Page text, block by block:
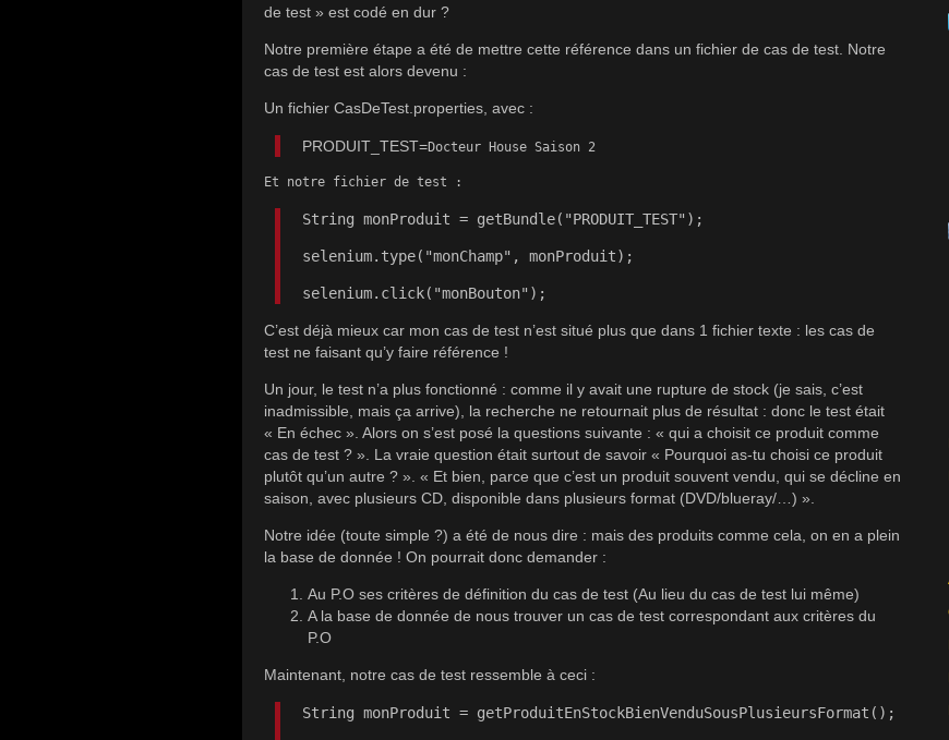
de test » est codé en dur ?
Notre première étape a été de mettre cette référence dans un fichier de cas de test. Notre
cas de test est alors devenu :
Un fichier CasDeTest.properties, avec :
PRODUIT_TEST=Docteur House Saison 2
Et notre fichier de test :
String monProduit = getBundle("PRODUIT_TEST");
selenium.type("monChamp", monProduit);
selenium.click("monBouton");
C’est déjà mieux car mon cas de test n’est situé plus que dans 1 fichier texte : les cas de
test ne faisant qu’y faire référence !
Un jour, le test n’a plus fonctionné : comme il y avait une rupture de stock (je sais, c’est
inadmissible, mais ça arrive), la recherche ne retournait plus de résultat : donc le test était
« En échec ». Alors on s’est posé la questions suivante : « qui a choisit ce produit comme
cas de test ? ». La vraie question était surtout de savoir « Pourquoi as-tu choisi ce produit
plutôt qu’un autre ? ». « Et bien, parce que c’est un produit souvent vendu, qui se décline en
saison, avec plusieurs CD, disponible dans plusieurs format (DVD/blueray/…) ».
Notre idée (toute simple ?) a été de nous dire : mais des produits comme cela, on en a plein
la base de donnée ! On pourrait donc demander :
Au P.O ses critères de définition du cas de test (Au lieu du cas de test lui même)
A la base de donnée de nous trouver un cas de test correspondant aux critères du
P.O
Maintenant, notre cas de test ressemble à ceci :
String monProduit = getProduitEnStockBienVenduSousPlusieursFormat();